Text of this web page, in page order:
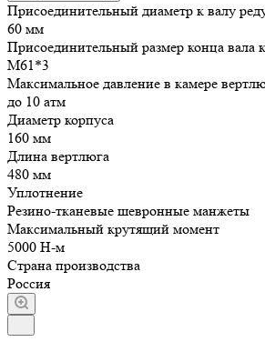
Присоединительный диаметр к валу
60 мм
Присоединительный размер конца вала
М61*3
Максимальное давление в камере
до 10 атм
Диаметр корпуса
160 мм
Длина вертлюга
480 мм
Уплотнение
Резино-тканевые шевронные манжеты
Максимальный крутящий момент
5000 Н-м
Страна производства
Россия